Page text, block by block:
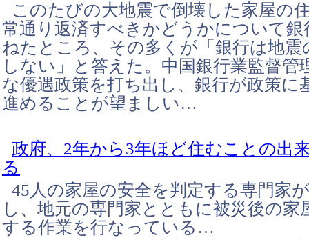
このたびの大地震で倒壊した家屋の
常通り返済すべきかどうかについて銀
ねたところ、その多くが「銀行は地震
しない」と答えた。中国銀行業監督管
な優遇政策を打ち出し、銀行が政策に
進めることが望ましい…
政府、2年から3年ほど住むことの出
る
45人の家屋の安全を判定する専門家
し、地元の専門家とともに被災後の家
する作業を行なっている…